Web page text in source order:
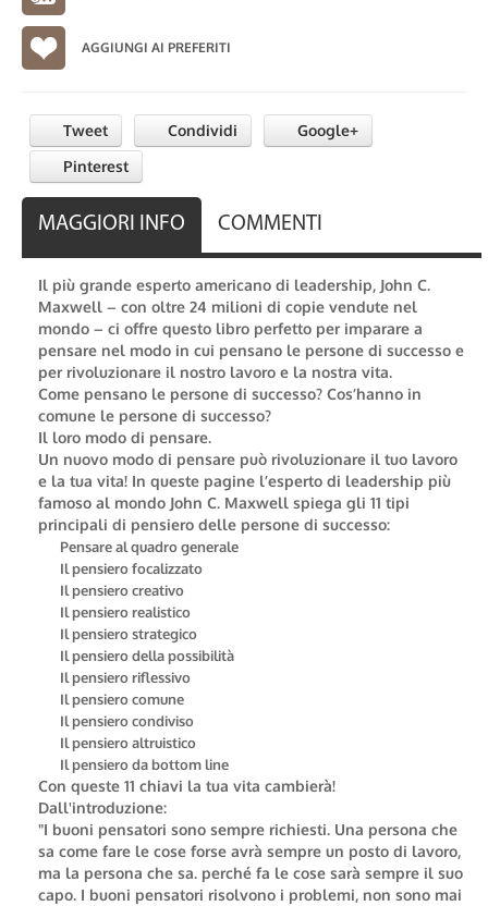
AGGIUNGI AI PREFERITI
Tweet Condividi
Google+
Pinterest
MAGGIORI INFO COMMENTI
Il più grande esperto americano di leadership, John C.
Maxwell – con oltre 24 milioni di copie vendute nel
mondo – ci offre questo libro perfetto per imparare a
pensare nel modo in cui pensano le persone di successo e
per rivoluzionare il nostro lavoro e la nostra vita.
Come pensano le persone di successo? Cos’hanno in
comune le persone di successo?
Il loro modo di pensare.
Un nuovo modo di pensare può rivoluzionare il tuo lavoro
e la tua vita! In queste pagine l’esperto di leadership più
famoso al mondo John C. Maxwell spiega gli 11 tipi
principali di pensiero delle persone di successo:
Pensare al quadro generale
Il pensiero focalizzato
Il pensiero creativo
Il pensiero realistico
Il pensiero strategico
Il pensiero della possibilità
Il pensiero riflessivo
Il pensiero comune
Il pensiero condiviso
Il pensiero altruistico
Il pensiero da bottom line
Con queste 11 chiavi la tua vita cambierà!
Dall'introduzione:
"I buoni pensatori sono sempre richiesti. Una persona che
sa come fare le cose forse avrà sempre un posto di lavoro,
ma la persona che sa. perché fa le cose sarà sempre il suo
capo. I buoni pensatori risolvono i problemi, non sono mai